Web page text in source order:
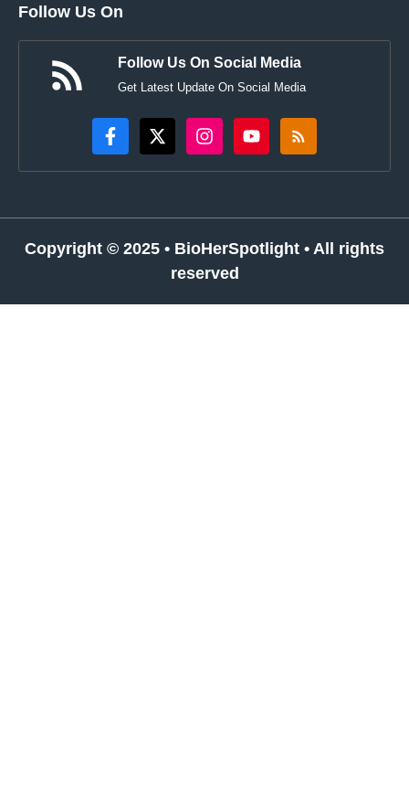
Follow Us On
Follow Us On Social Media
Get Latest Update On Social Media
Copyright © 2025 • BioHerSpotlight • All rights
reserved